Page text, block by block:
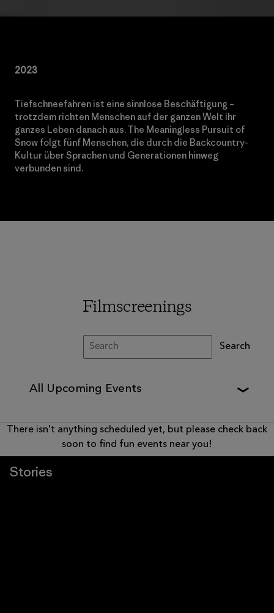
2023
Tiefschneefahren ist eine sinnlose Beschäftigung –
trotzdem richten Menschen auf der ganzen Welt ihr
ganzes Leben danach aus. The Meaningless Pursuit of
Snow folgt fünf Menschen, die durch die Backcountry-
Kultur über Sprachen und Generationen hinweg
verbunden sind.
Filmscreenings
Stories